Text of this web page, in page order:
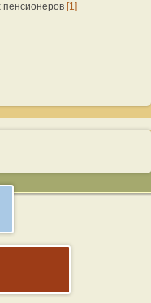
пенсионеров [1]